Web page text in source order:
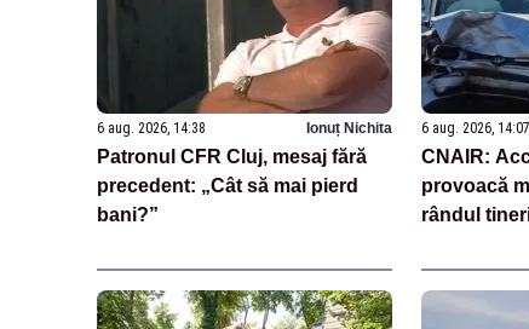
6 aug. 2026, 14:38 Ionuț Nichita
Patronul CFR Cluj, mesaj fără
precedent: „Cât să mai pierd
bani?”
6 aug. 2026, 14:07
CNAIR:
provoacă
rândul